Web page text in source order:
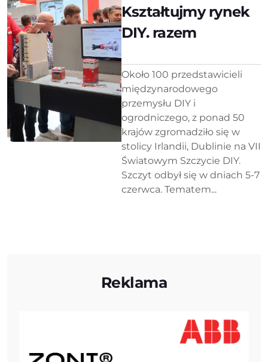
Kształtujmy rynek
DIY. razem
Około 100 przedstawicieli
międzynarodowego
przemysłu DIY i
ogrodniczego, z ponad 50
krajów zgromadziło się w
stolicy Irlandii, Dublinie na VII
Światowym Szczycie DIY.
Szczyt odbył się w dniach 5-7
czerwca. Tematem...
Reklama